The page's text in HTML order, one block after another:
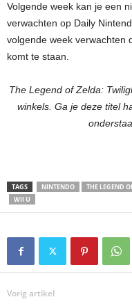
Volgende week kan je een
verwachten op Daily
volgende week verwachten
komt te staan.
The Legend of Zelda:
winkels. Ga je deze titel
TAGS NINTENDO THE LEGEND
WII U
Vorig artikel